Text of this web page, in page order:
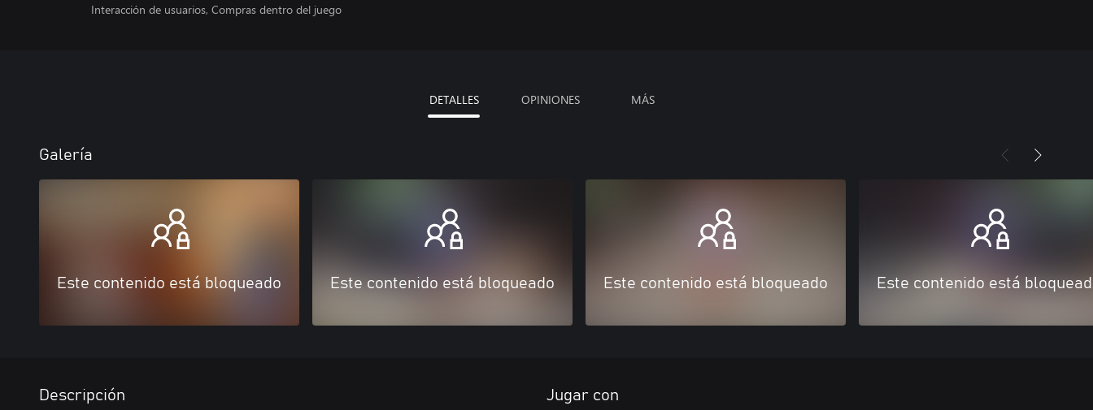
Interacción de usuarios, Compras dentro del juego
DETALLES OPINIONES MÁS
Galería
Este contenido está bloqueado Este contenido está bloqueado Este contenido está bloqueado Este contenido está
Descripción Jugar con